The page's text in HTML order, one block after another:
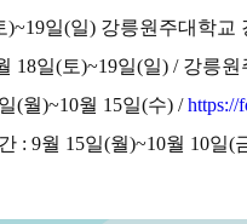
)~19일(일) 강릉원주대학
18일(토)~19일(일) / 강릉
(월)~10월 15일(수) /https://
: 9월 15일(월)~10월 10일(